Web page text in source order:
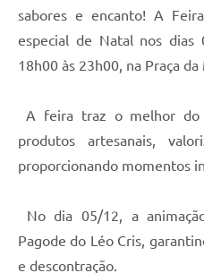
sabores e encanto! A
especial de Natal nos
18h00 às 23h00, na Praça
A feira traz o melhor do
produtos artesanais,
proporcionando momentos
No dia 05/12, a
Pagode do Léo Cris,
e descontração.